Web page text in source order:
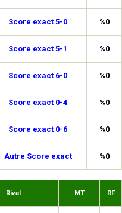
Score exact 5-0 %0
Score exact 5-1 %0
Score exact 6-0 %0
Score exact 0-4 %0
Score exact 0-6 %0
Autre Score exact %0
Rival MT RF